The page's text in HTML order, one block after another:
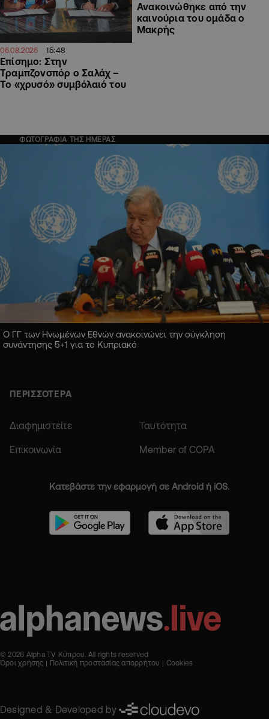
06.08.2026 15:48
Επίσημο: Στην
Τραμπζονσπόρ ο Σαλάχ –
Το «χρυσό» συμβόλαιό του
Ανακοινώθηκε από την
καινούρια του ομάδα ο
Μακρής
ΦΩΤΟΓΡΑΦΙΑ ΤΗΣ ΗΜΕΡΑΣ
Ο ΓΓ των Ηνωμένων Εθνών ανακοινώνει την σύγκληση
συνάντησης 5+1 για το Κυπριακό
ΠΕΡΙΣΣΟΤΕΡΑ
Διαφημιστείτε Ταυτότητα
Επικοινωνία Member of COPA
Κατεβάστε την εφαρμογή σε Android ή iOS.
© 2026 Alpha TV Κύπρου. All rights reserved
Όροι χρήσης
Πολιτική προστασίας απορρήτου Cookies
Designed & Developed by